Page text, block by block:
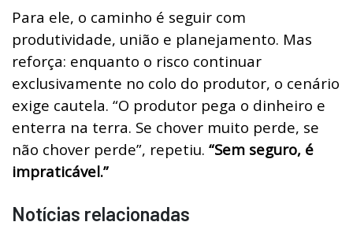
Para ele, o caminho é seguir com
produtividade, união e planejamento. Mas
reforça: enquanto o risco continuar
exclusivamente no colo do produtor, o cenário
exige cautela. “O produtor pega o dinheiro e
enterra na terra. Se chover muito perde, se
não chover perde”, repetiu. “Sem seguro, é
impraticável.”
Notícias relacionadas